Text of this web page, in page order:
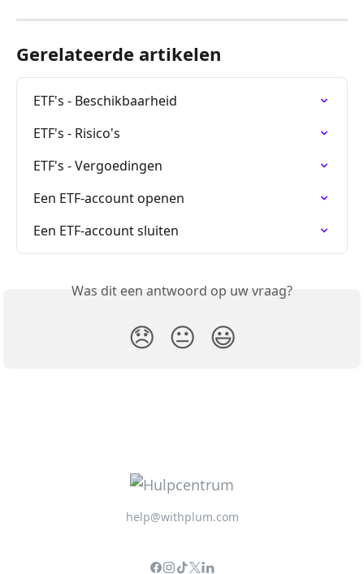
Gerelateerde artikelen
ETF's - Beschikbaarheid
ETF's - Risico's
ETF's - Vergoedingen
Een ETF-account openen
Een ETF-account sluiten
Was dit een antwoord op uw vraag?
😞 😐 😃
help@withplum.com